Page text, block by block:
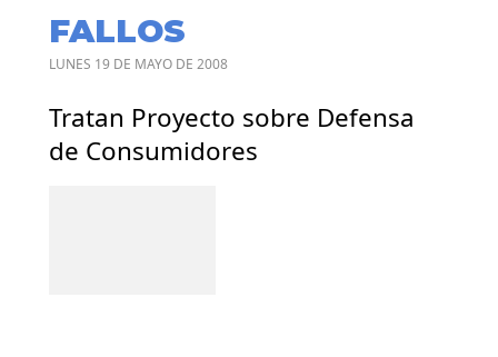
FALLOS
LUNES 19 DE MAYO DE 2008
Tratan Proyecto sobre Defensa
de Consumidores